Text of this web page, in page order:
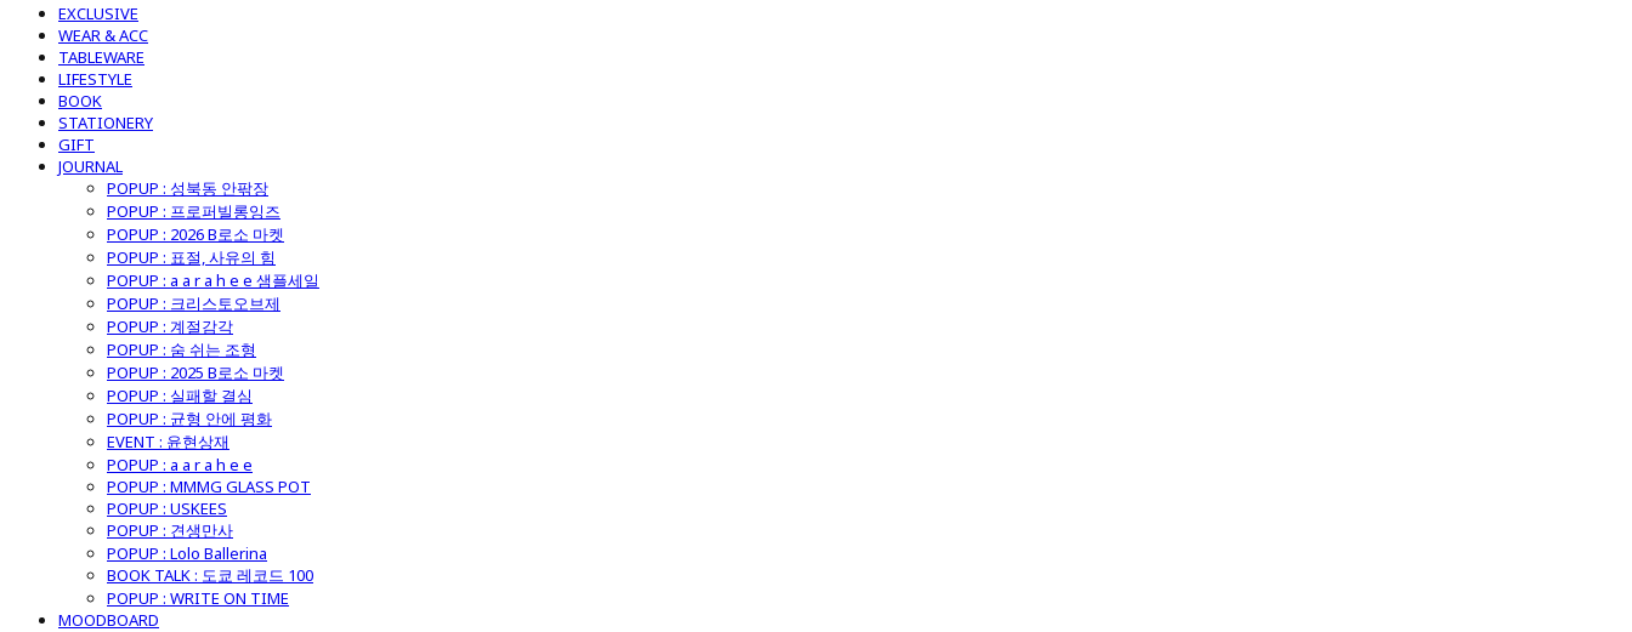
EXCLUSIVE
WEAR & ACC
TABLEWARE
LIFESTYLE
BOOK
STATIONERY
GIFT
JOURNAL
POPUP : 성북동 안팎장
POPUP : 프로퍼빌롱잉즈
POPUP : 2026 B로소 마켓
POPUP : 표절, 사유의 힘
POPUP : a a r a h e e 샘플세일
POPUP : 크리스토오브제
POPUP : 계절감각
POPUP : 숨 쉬는 조형
POPUP : 2025 B로소 마켓
POPUP : 실패할 결심
POPUP : 균형 안에 평화
EVENT : 윤현상재
POPUP : a a r a h e e
POPUP : MMMG GLASS POT
POPUP : USKEES
POPUP : 견생만사
POPUP : Lolo Ballerina
BOOK TALK : 도쿄 레코드 100
POPUP : WRITE ON TIME
MOODBOARD